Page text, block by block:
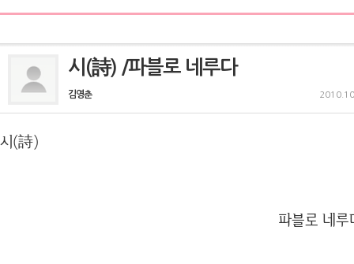
시(詩) /파블로 네루다
김영춘
시(詩)
파블로 네루다 (Pablo